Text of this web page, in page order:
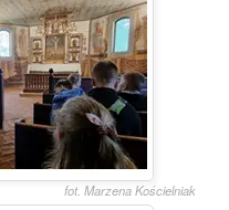
fot. Marzena Kościelniak